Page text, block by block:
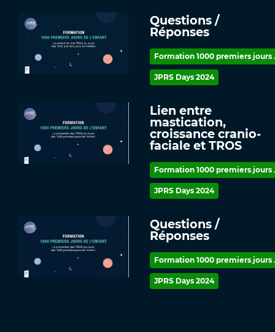
Questions /
Réponses
Formation 1000 premiers jours
JPRS Days 2024
Lien entre
mastication,
croissance cranio-
faciale et TROS
Formation 1000 premiers jours
JPRS Days 2024
Questions /
Réponses
Formation 1000 premiers jours
JPRS Days 2024